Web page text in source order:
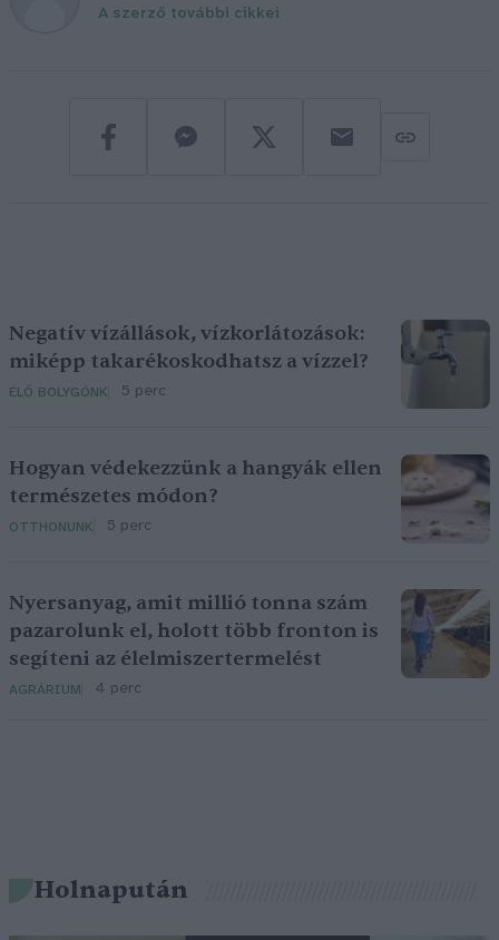
A szerző további cikkei
Negatív vízállások, vízkorlátozások:
miképp takarékoskodhatsz a vízzel?
ÉLŐ BOLYGÓNK 5 perc
Hogyan védekezzünk a hangyák ellen
természetes módon?
OTTHONUNK 5 perc
Nyersanyag, amit millió tonna szám
pazarolunk el, holott több fronton is
segíteni az élelmiszertermelést
AGRÁRIUM 4 perc
Holnapután